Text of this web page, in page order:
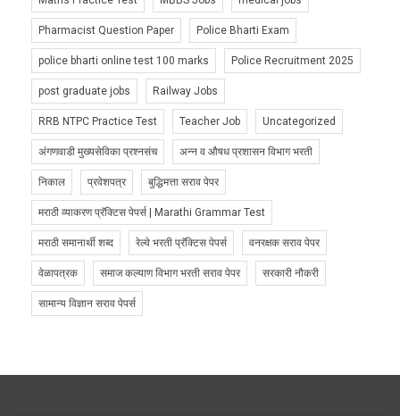
Pharmacist Question Paper Police Bharti Exam
police bharti online test 100 marks Police Recruitment 2025
post graduate jobs Railway Jobs
RRB NTPC Practice Test Teacher Job Uncategorized
अंगणवाडी मुख्यसेविका प्रश्नसंच अन्न व औषध प्रशासन विभाग भरती
निकाल प्रवेशपत्र बुद्धिमत्ता सराव पेपर
मराठी व्याकरण प्रॅक्टिस पेपर्स | Marathi Grammar Test
मराठी समानार्थी शब्द रेल्वे भरती प्रॅक्टिस पेपर्स वनरक्षक सराव पेपर
वेळापत्रक समाज कल्याण विभाग भरती सराव पेपर सरकारी नौकरी
सामान्य विज्ञान सराव पेपर्स